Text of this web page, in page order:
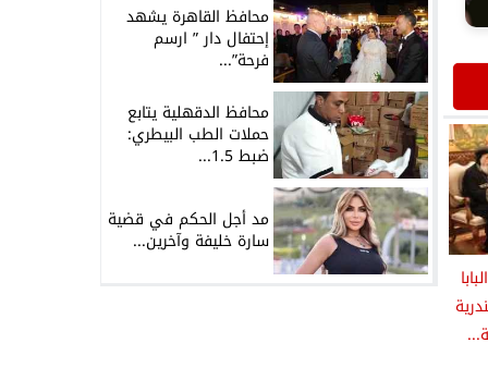
محافظ القاهرة يشهد
إحتفال دار ” ارسم
فرحة”...
محافظ الدقهلية يتابع
حملات الطب البيطري:
ضبط 1.5...
مد أجل الحكم في قضية
سارة خليفة وآخرين...